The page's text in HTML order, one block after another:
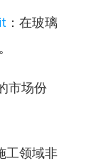
：在玻璃
市场份
工领域非